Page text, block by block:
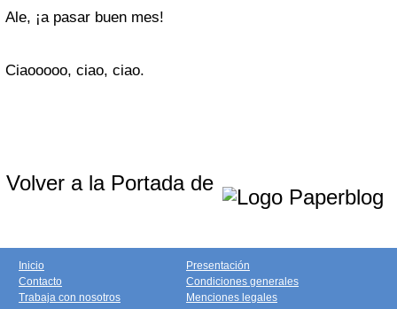
Ale, ¡a pasar buen mes!
Ciaooooo, ciao, ciao.
Volver a la Portada de
Inicio
Contacto
Trabaja con nosotros
Presentación
Condiciones generales
Menciones legales